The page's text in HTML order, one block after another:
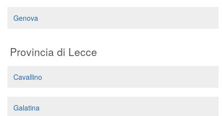
Genova
Provincia di Lecce
Cavallino
Galatina